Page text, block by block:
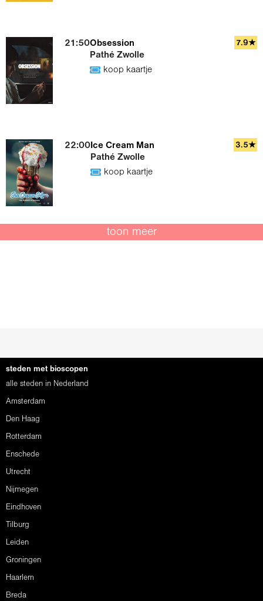
21:50 7.9★
Obsession
Pathé Zwolle
koop kaartje
22:00 3.5★
Ice Cream Man
Pathé Zwolle
koop kaartje
toon meer
steden met bioscopen
alle steden in Nederland
Amsterdam
Den Haag
Rotterdam
Enschede
Utrecht
Nijmegen
Eindhoven
Tilburg
Leiden
Groningen
Haarlem
Breda